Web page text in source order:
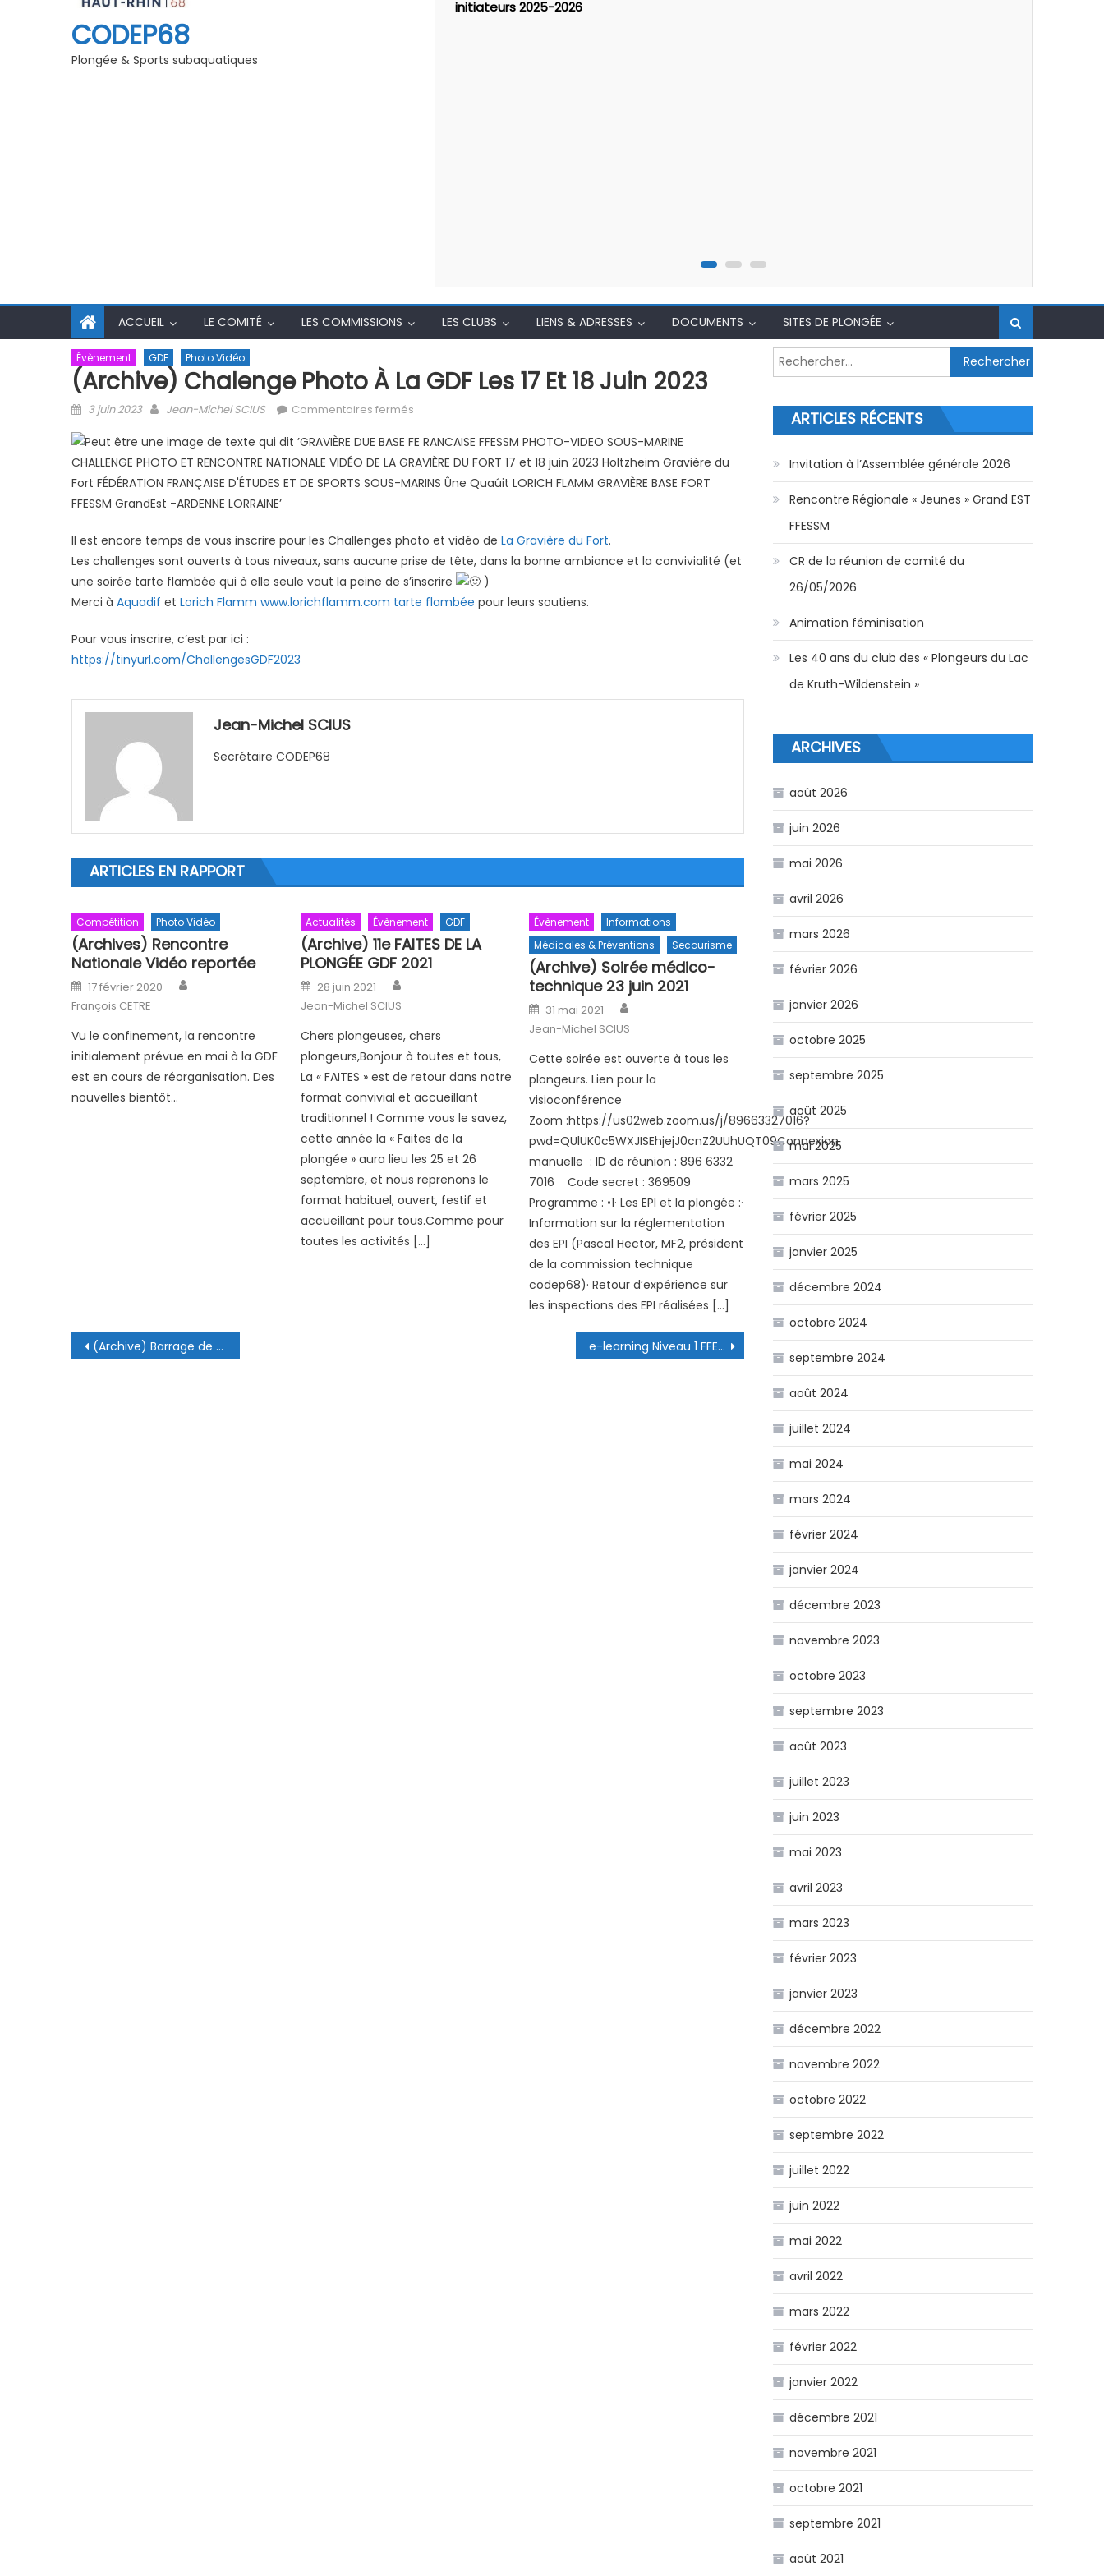
CODEP68
Plongée & Sports subaquatiques
Vidéo Printemps
degré
initiateurs 2025-2026
ACCUEIL LE COMITÉ LES COMMISSIONS LES CLUBS LIENS & ADRESSES DOCUMENTS SITES DE PLONGÉE
Évènement GDF Photo Vidéo
(Archive) Chalenge Photo À La GDF Les 17 Et 18 Juin 2023
Posted on
3 juin 2023 Author
Jean-Michel SCIUS Commentaires fermés
Il est encore temps de vous inscrire pour les Challenges photo et vidéo de La Gravière du Fort.
Les challenges sont ouverts à tous niveaux, sans aucune prise de tête, dans la bonne ambiance et la convivialité (et
une soirée tarte flambée qui à elle seule vaut la peine de s’inscrire
)
Merci à Aquadif et Lorich Flamm www.lorichflamm.com tarte flambée pour leurs soutiens.
Pour vous inscrire, c’est par ici :
https://tinyurl.com/ChallengesGDF2023
Jean-Michel SCIUS
Secrétaire CODEP68
ARTICLES EN RAPPORT
Compétition Photo Vidéo
(Archives) Rencontre
Nationale Vidéo reportée
Posted on
17 février 2020
François CETRE
Vu le confinement, la rencontre
initialement prévue en mai à la GDF
est en cours de réorganisation. Des
nouvelles bientôt…
Actualités Évènement GDF
(Archive) 11e FAITES DE LA
PLONGÉE GDF 2021
Posted on
28 juin 2021
Jean-Michel SCIUS
Chers plongeuses, chers
plongeurs,Bonjour à toutes et tous,
La « FAITES » est de retour dans notre
format convivial et accueillant
traditionnel ! Comme vous le savez,
cette année la « Faites de la
plongée » aura lieu les 25 et 26
septembre, et nous reprenons le
format habituel, ouvert, festif et
accueillant pour tous.Comme pour
toutes les activités […]
Évènement
Informations
Médicales & Préventions
Secourisme
(Archive) Soirée médico-
technique 23 juin 2021
Posted on
31 mai 2021
Jean-Michel SCIUS
Cette soirée est ouverte à tous les
plongeurs. Lien pour la
visioconférence
Zoom :https://us02web.zoom.us/j/89663327016?
pwd=QUlUK0c5WXJISEhjejJ0cnZ2UUhUQT09Connexion
manuelle : ID de réunion : 896 6332
7016 Code secret : 369509
Programme : •1· Les EPI et la plongée :·
Information sur la réglementation
des EPI (Pascal Hector, MF2, président
de la commission technique
codep68)· Retour d’expérience sur
les inspections des EPI réalisées […]
Navigation de l’article
(Archive) Barrage de Kruth (Maj 06 2023) e-learning Niveau 1 FFESSM
Rechercher :
ARTICLES RÉCENTS
Invitation à l’Assemblée générale 2026
Rencontre Régionale « Jeunes » Grand EST
FFESSM
CR de la réunion de comité du
26/05/2026
Animation féminisation
Les 40 ans du club des « Plongeurs du Lac
de Kruth-Wildenstein »
ARCHIVES
août 2026
juin 2026
mai 2026
avril 2026
mars 2026
février 2026
janvier 2026
octobre 2025
septembre 2025
août 2025
mai 2025
mars 2025
février 2025
janvier 2025
décembre 2024
octobre 2024
septembre 2024
août 2024
juillet 2024
mai 2024
mars 2024
février 2024
janvier 2024
décembre 2023
novembre 2023
octobre 2023
septembre 2023
août 2023
juillet 2023
juin 2023
mai 2023
avril 2023
mars 2023
février 2023
janvier 2023
décembre 2022
novembre 2022
octobre 2022
septembre 2022
juillet 2022
juin 2022
mai 2022
avril 2022
mars 2022
février 2022
janvier 2022
décembre 2021
novembre 2021
octobre 2021
septembre 2021
août 2021